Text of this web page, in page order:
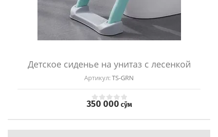
Детское сиденье на унитаз с лесенкой
Артикул:TS-GRN
350 000 сўм